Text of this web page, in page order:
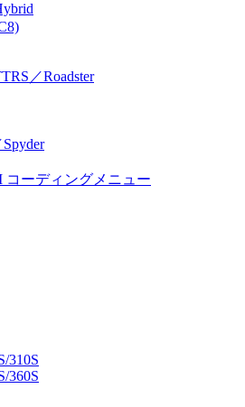
／Roadster
コーディングメニュー
310S
360S